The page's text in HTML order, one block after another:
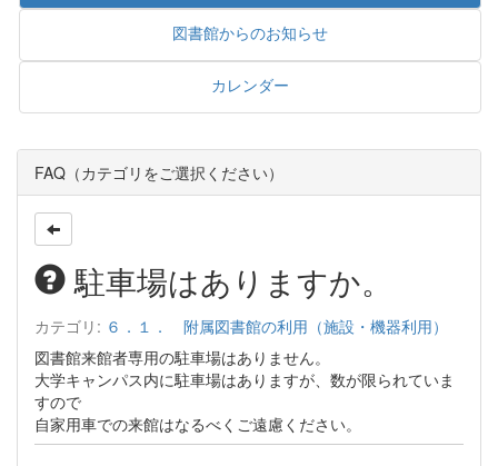
図書館からのお知らせ
カレンダー
FAQ（カテゴリをご選択ください）
駐車場はありますか。
カテゴリ: ６．１． 附属図書館の利用（施設・機器利用）
図書館来館者専用の駐車場はありません。
大学キャンパス内に駐車場はありますが、数が限られていま
すので
自家用車での来館はなるべくご遠慮ください。